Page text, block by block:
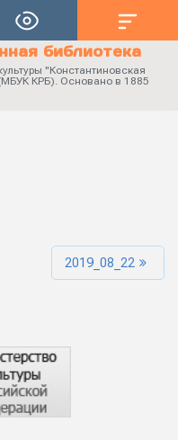
библиотека
"Константиновская
КРБ). Основано в 1885
2019_08_22